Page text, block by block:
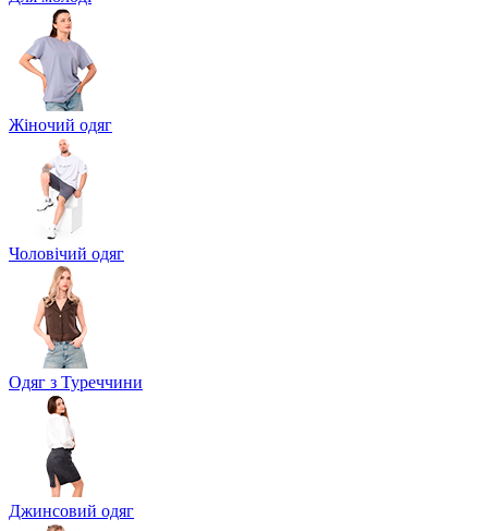
Жіночий одяг
Чоловічий одяг
Одяг з Туреччини
Джинсовий одяг